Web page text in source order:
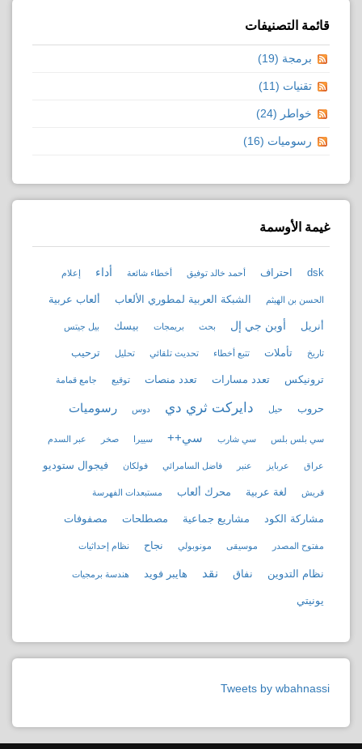
قائمة التصنيفات
برمجة (19)
تقنيات (11)
خواطر (24)
رسوميات (16)
غيمة الأوسمة
dsk احتراف أحمد خالد توفيق أخطاء شائعة أداء إعلام
الحسن بن الهيثم الشبكة العربية لمطوري الألعاب ألعاب عربية
أنريل أوبن جي إل بحث بريمجات بيسك بيل جيتس
تاريخ تأملات تتبع أخطاء تحديث تلقائي تحليل ترحيب
ترونيكس تعدد مسارات تعدد منصات توقيع جامع قمامة
حروب حيل دايركت ثري دي دوس رسوميات
سي بلس بلس سي شارب سي++ سييرا صخر عبر السدم
عراق عربايز عنبر فاضل السامرائي فولكان فيجوال ستوديو
قريش لغة عربية محرك ألعاب مستبعدات الفهرسة
مشاركة الكود مشاريع جماعية مصطلحات مصفوفات
مفتوح المصدر موسيقى مونوبولي نجاح نظام إحداثيات
نظام التدوين نفاق نقد هايبر فويد هندسة برمجيات
يونيتي
Tweets by wbahnassi